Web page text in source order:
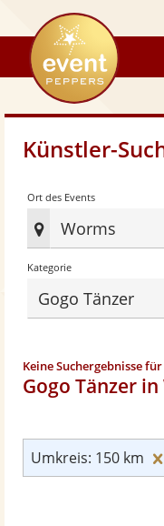
eventpeppers
Künstler-
Ort des Events
Worms
Radius
Kategorie
Gogo Tänzer
Keine Suchergebnisse für
Gogo Tänzer
Umkreis: 150 km